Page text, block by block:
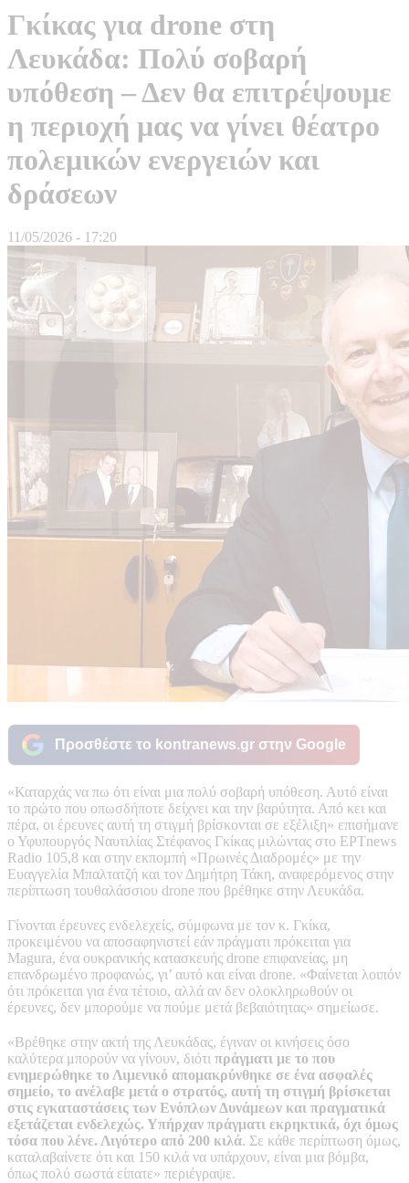
Γκίκας για drone στη
Λευκάδα: Πολύ σοβαρή
υπόθεση – Δεν θα επιτρέψουμε
η περιοχή μας να γίνει θέατρο
πολεμικών ενεργειών και
δράσεων
11/05/2026 - 17:20
Προσθέστε το kontranews.gr στην Google
«Καταρχάς να πω ότι είναι μια πολύ σοβαρή υπόθεση. Αυτό είναι
το πρώτο που οπωσδήποτε δείχνει και την βαρύτητα. Από κει και
πέρα, οι έρευνες αυτή τη στιγμή βρίσκονται σε εξέλιξη» επισήμανε
ο Υφυπουργός Ναυτιλίας Στέφανος Γκίκας μιλώντας στο ΕΡΤnews
Radio 105,8 και στην εκπομπή «Πρωινές Διαδρομές» με την
Ευαγγελία Μπαλτατζή και τον Δημήτρη Τάκη, αναφερόμενος στην
περίπτωση τουθαλάσσιου drone που βρέθηκε στην Λευκάδα.
Γίνονται έρευνες ενδελεχείς, σύμφωνα με τον κ. Γκίκα,
προκειμένου να αποσαφηνιστεί εάν πράγματι πρόκειται για
Magura, ένα ουκρανικής κατασκευής drone επιφανείας, μη
επανδρωμένο προφανώς, γι’ αυτό και είναι drone. «Φαίνεται λοιπόν
ότι πρόκειται για ένα τέτοιο, αλλά αν δεν ολοκληρωθούν οι
έρευνες, δεν μπορούμε να πούμε μετά βεβαιότητας» σημείωσε.
«Βρέθηκε στην ακτή της Λευκάδας, έγιναν οι κινήσεις όσο
καλύτερα μπορούν να γίνουν, διότι πράγματι με το που
ενημερώθηκε το Λιμενικό απομακρύνθηκε σε ένα ασφαλές
σημείο, το ανέλαβε μετά ο στρατός, αυτή τη στιγμή βρίσκεται
στις εγκαταστάσεις των Ενόπλων Δυνάμεων και πραγματικά
εξετάζεται ενδελεχώς. Υπήρχαν πράγματι εκρηκτικά, όχι όμως
τόσα που λένε. Λιγότερο από 200 κιλά. Σε κάθε περίπτωση όμως,
καταλαβαίνετε ότι και 150 κιλά να υπάρχουν, είναι μια βόμβα,
όπως πολύ σωστά είπατε» περιέγραψε.